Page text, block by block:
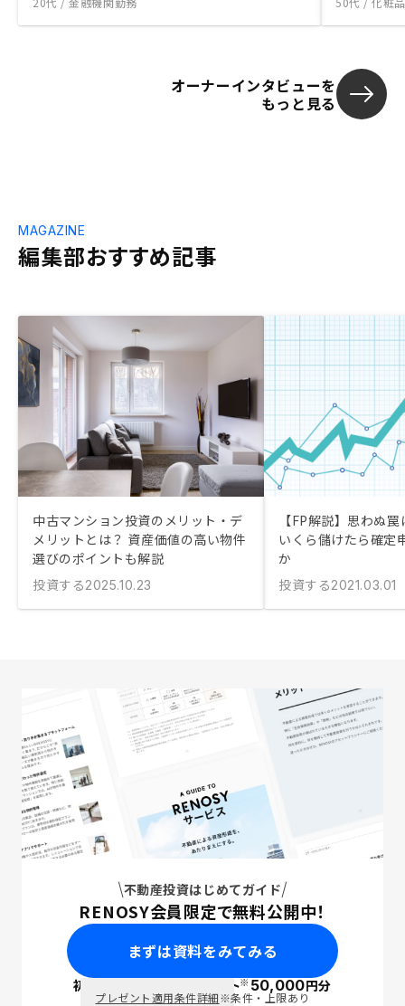
オーナーインタビューを
もっと見る
編集部おすすめ記事
MAGAZINE
中古マンション投資のメリット・デ
メリットとは？ 資産価値の高い物件
選びのポイントも解説
投資する2025.10.23
【FP解説】思わぬ
いくら儲けたら確定
か
投資する2021.03.01
不動産投資はじめてガイド
RENOSY会員限定で無料公開中！
まずは資料をみてみる
初回面談で ポイント※50,000円分
プレゼント適用条件詳細※条件・上限あり